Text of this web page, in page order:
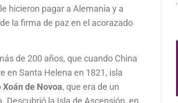
hicieron pagar a Alemania y a
la firma de paz en el acorazado
de 200 años, que cuando China
en Santa Helena en 1821, isla
Xoán de Novoa, que era de un
Descubrió la Isla de Ascensión, en